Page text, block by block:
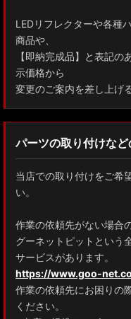
LEDリフレクターや各種
商品や、
【即納完成品】と表記
示価格から
変更のご案内を差し上げ
パーツの取り付けな
当店での取り付けをご希
い。
作業の依頼先がない場合
グーネットピットという
サービスがあります。
https://www.goo-
作業の依頼先にお困りの
ください。